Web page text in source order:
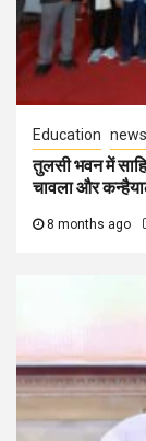
Education
तुलसी भवन में
चावला और
8 months ago